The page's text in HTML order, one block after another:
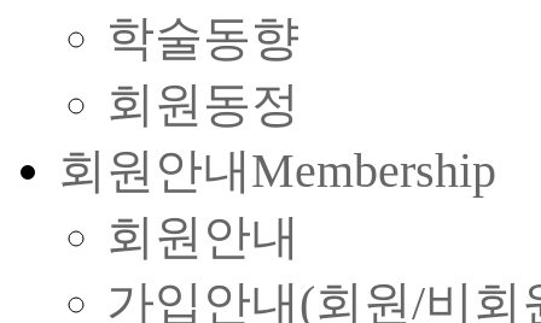
학술동향
회원동정
회원안내Membership
회원안내
가입안내(회원/비회